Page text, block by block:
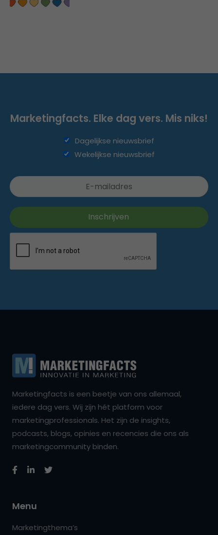
Marketingfacts. Elke dag vers. Mis niks!
Dagelijkse nieuwsbrief
Wekelijkse nieuwsbrief
Marketingfacts is een beetje van ons allemaal,
iedere dag vers. Wij zijn hét platform voor
marketingprofessionals. Het zijn de insights,
podcasts, blogs, opinies en recencies die ons als
marketingcommunity binden.
Menu
Marketingthema’s